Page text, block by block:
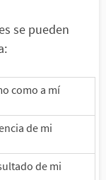
se pueden
como a mí
de mi
de mi